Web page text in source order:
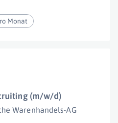
Monat
(m/w/d)
Warenhandels-AG